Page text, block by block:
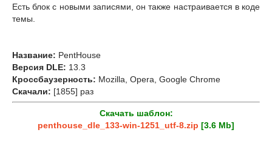
Есть блок с новыми записями, он также настраивается в коде
темы.
Название: PentHouse
Версия DLE: 13.3
Кроссбаузерность: Mozilla, Opera, Google Chrome
Скачали: [1855] раз
Скачать шаблон:
penthouse_dle_133-win-1251_utf-8.zip [3.6 Mb]